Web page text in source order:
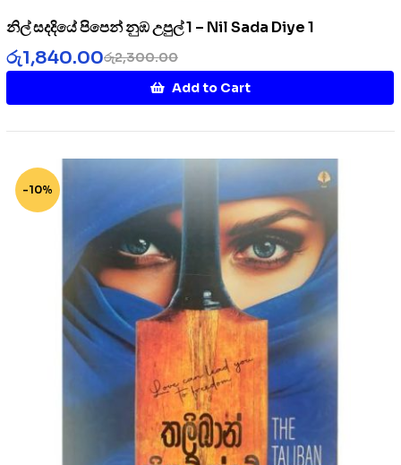
නිල් සදදියේ පිපෙන් නුඹ උපුල් 1 – Nil Sada Diye 1
රු2,300.00
රු1,840.00
Add to Cart
-10%